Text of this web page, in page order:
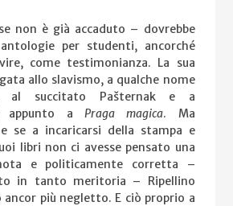
non è già accaduto – dovrebbe
per studenti, ancorché
come testimonianza. La sua
allo slavismo, a qualche nome
al succitato Pašternak e a
appunto a Praga magica. Ma
se a incaricarsi della stampa e
libri non ci avesse pensato una
e politicamente corretta –
in tanto meritoria – Ripellino
ancor più negletto. E ciò proprio a